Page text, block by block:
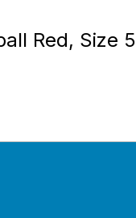
Red, Size 5